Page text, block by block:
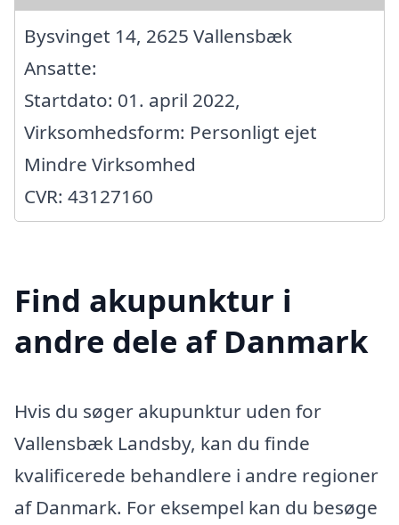
Bysvinget 14, 2625 Vallensbæk
Ansatte:
Startdato: 01. april 2022,
Virksomhedsform: Personligt ejet
Mindre Virksomhed
CVR: 43127160
Find akupunktur i
andre dele af Danmark
Hvis du søger akupunktur uden for
Vallensbæk Landsby, kan du finde
kvalificerede behandlere i andre regioner
af Danmark. For eksempel kan du besøge